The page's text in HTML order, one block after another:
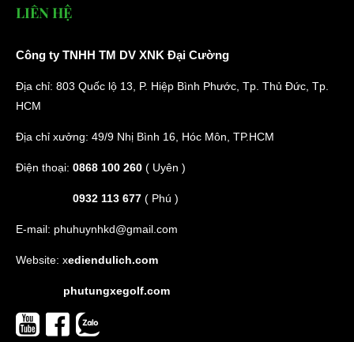
LIÊN HỆ
Công ty TNHH TM DV XNK Đại Cường
Địa chỉ: 803 Quốc lộ 13, P. Hiệp Bình Phước, Tp. Thủ Đức, Tp.
HCM
Địa chỉ xưởng: 49/9 Nhị Bình 16, Hóc Môn, TP.HCM
Điện thoại: 0868 100 260 ( Uyên )
0932 113 677 ( Phú )
E-mail: phuhuynhkd@gmail.com
Website: xediendulich.com
phutungxegolf.com